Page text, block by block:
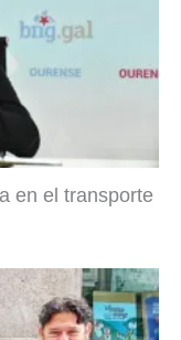
en el transporte